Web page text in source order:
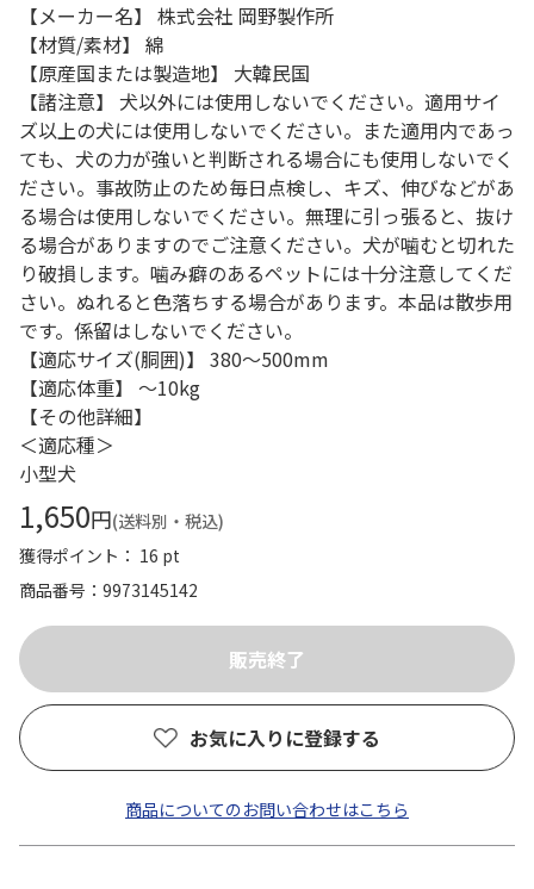
【メーカー名】 株式会社 岡野製作所
【材質/素材】 綿
【原産国または製造地】 大韓民国
【諸注意】 犬以外には使用しないでください。適用サイ
ズ以上の犬には使用しないでください。また適用内であっ
ても、犬の力が強いと判断される場合にも使用しないでく
ださい。事故防止のため毎日点検し、キズ、伸びなどがあ
る場合は使用しないでください。無理に引っ張ると、抜け
る場合がありますのでご注意ください。犬が噛むと切れた
り破損します。噛み癖のあるペットには十分注意してくだ
さい。ぬれると色落ちする場合があります。本品は散歩用
です。係留はしないでください。
【適応サイズ(胴囲)】 380～500mm
【適応体重】 ～10kg
【その他詳細】
＜適応種＞
小型犬
1,650円(送料別・税込)
獲得ポイント： 16 pt
商品番号
9973145142
お気に入りに登録する
商品についてのお問い合わせはこちら